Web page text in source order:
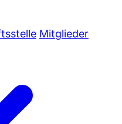
Mitglieder